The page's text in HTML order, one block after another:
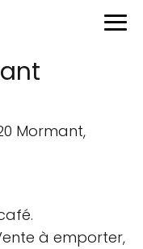
Mormant,
à emporter,